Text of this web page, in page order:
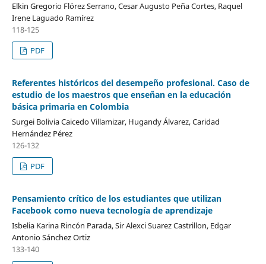
Elkin Gregorio Flórez Serrano, Cesar Augusto Peña Cortes, Raquel
Irene Laguado Ramírez
118-125
PDF
Referentes históricos del desempeño profesional. Caso de
estudio de los maestros que enseñan en la educación
básica primaria en Colombia
Surgei Bolivia Caicedo Villamizar, Hugandy Álvarez, Caridad
Hernández Pérez
126-132
PDF
Pensamiento crítico de los estudiantes que utilizan
Facebook como nueva tecnología de aprendizaje
Isbelia Karina Rincón Parada, Sir Alexci Suarez Castrillon, Edgar
Antonio Sánchez Ortiz
133-140